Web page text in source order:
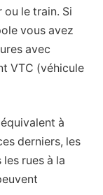
ou le train. Si
vous avez
avec
VTC (véhicule
à
derniers, les
rues à la